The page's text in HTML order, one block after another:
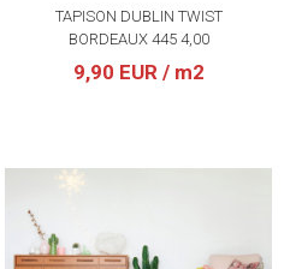
TAPISON DUBLIN TWIST
BORDEAUX 445 4,00
9,90 EUR / m2